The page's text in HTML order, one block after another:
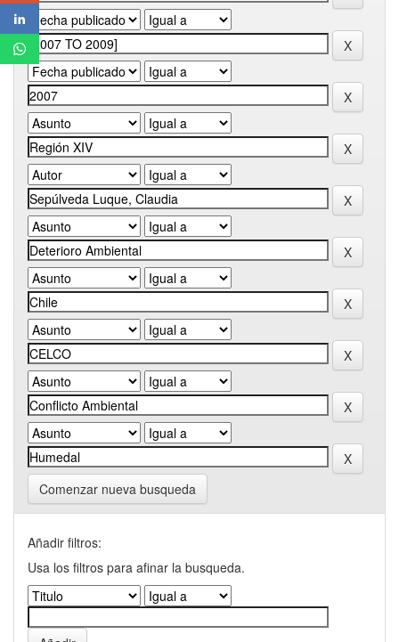
Comenzar nueva busqueda
Añadir filtros:
Usa los filtros para afinar la busqueda.